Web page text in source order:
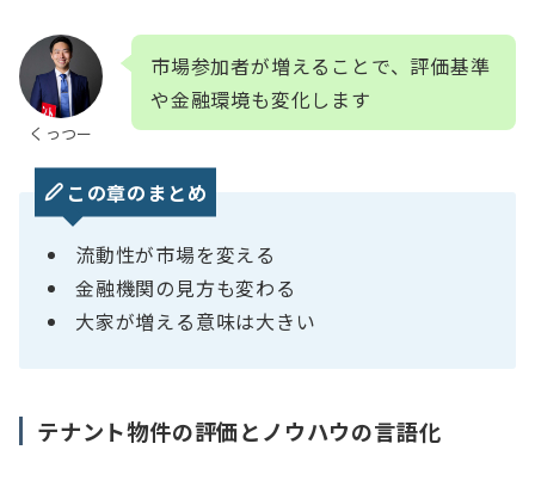
くっつー
市場参加者が増えることで、評価基準
や金融環境も変化します
この章のまとめ
流動性が市場を変える
金融機関の見方も変わる
大家が増える意味は大きい
テナント物件の評価とノウハウの言語化